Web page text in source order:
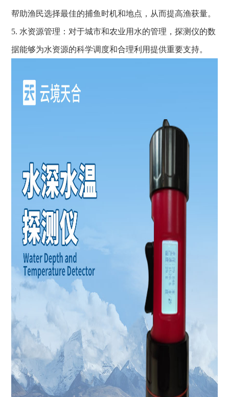
帮助渔民选择最佳的捕鱼时机和地点，从而提高渔获量。
5. 水资源管理：对于城市和农业用水的管理，探测仪的数
据能够为水资源的科学调度和合理利用提供重要支持。